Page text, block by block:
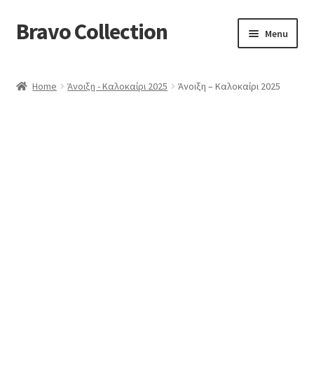
Skip
to
Skip
to
Bravo Collection Menu
COLLECTIONS
Expand
Home Άνοιξη - Καλοκαίρι 2025 Άνοιξη – Καλοκαίρι 2025